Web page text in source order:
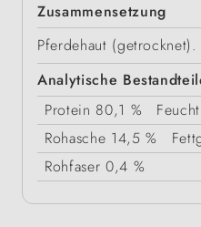
Zusammensetzung
Pferdehaut (getrocknet).
Analytische
Protein 80,1 %
Rohasche 14,5 %
Rohfaser 0,4 %